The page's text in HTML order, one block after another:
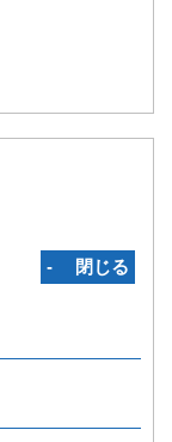
‐ 閉じる